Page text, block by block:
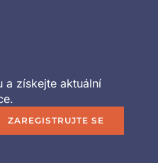
a získejte aktuální
ZAREGISTRUJTE SE